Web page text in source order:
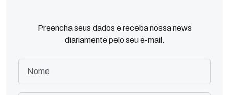
Preencha seus dados e receba nossa news
diariamente pelo seu e-mail.